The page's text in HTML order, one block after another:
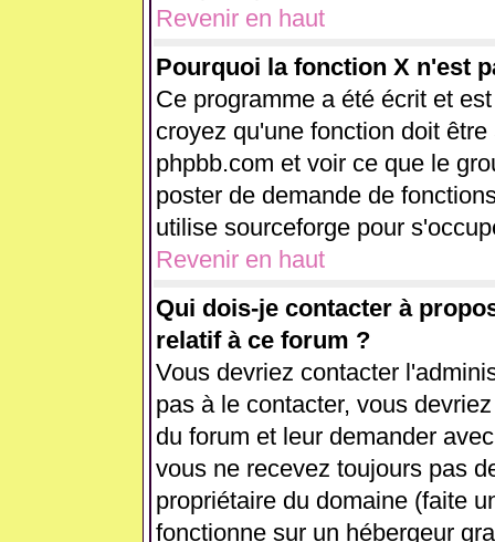
Revenir en haut
Pourquoi la fonction X n'est
Ce programme a été écrit et
croyez qu'une fonction doit
phpbb.com et voir ce que le
poster de demande de
utilise sourceforge pour
Revenir en haut
Qui dois-je contacter à
relatif à ce forum ?
Vous devriez contacter
pas à le contacter, vous
du forum et leur demander
vous ne recevez toujours pas
propriétaire du domaine (faite
fonctionne sur un hébergeur